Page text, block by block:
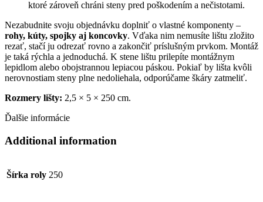
ktoré zároveň chráni steny pred poškodením a nečistotami.
Nezabudnite svoju objednávku doplniť o vlastné komponenty –
rohy, kúty, spojky aj koncovky. Vďaka nim nemusíte lištu zložito
rezať, stačí ju odrezať rovno a zakončiť príslušným prvkom. Montáž
je taká rýchla a jednoduchá. K stene lištu prilepíte montážnym
lepidlom alebo obojstrannou lepiacou páskou. Pokiaľ by lišta kvôli
nerovnostiam steny plne nedoliehala, odporúčame škáry zatmeliť.
Rozmery lišty: 2,5 × 5 × 250 cm.
Ďalšie informácie
Additional information
Šírka roly 250